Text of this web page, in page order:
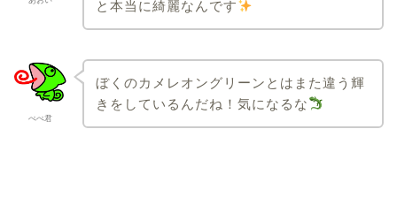
と本当に綺麗なんです
ぺぺ君
ぼくのカメレオングリーンとはまた違う輝
きをしているんだね！気になるな